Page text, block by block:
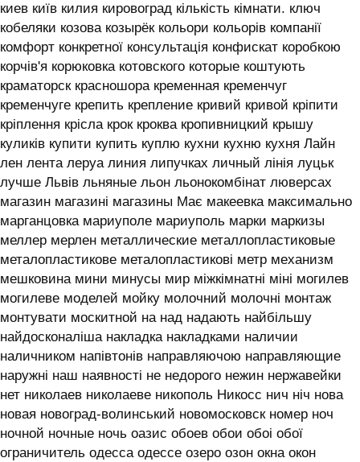
киев київ килия кировоград кількість кімнати. ключ
кобеляки козова козырёк кольори кольорів компанії
комфорт конкретної консультація конфискат коробкою
корчів'я корюковка котовского которые коштують
краматорск красношора кременная кременчуг
кременчуге крепить крепление кривий кривой кріпити
кріплення крісла крок кроква кропивницкий крышу
куликів купити купить куплю кухни кухню кухня ‎Лайн
лен лента леруа линия липучках личный лінія луцьк
лучше Львів льняные льон льонокомбінат люверсах
магазин магазині магазины Має макеевка максимально
марганцовка мариуполе мариуполь марки маркизы
меллер мерлен металлические металлопластиковые
металопластикове металопластикові метр механизм
мешковина мини минусы мир міжкімнатні міні могилев
могилеве моделей мойку молочний молочні монтаж
монтувати москитной на над надають найбільшу
найдосконаліша накладка накладками наличии
наличником напівтонів направляючою направляющие
наружні наш наявності не недорого нежин нержавейки
нет николаев николаеве никополь Никосс нич ніч нова
новая новоград-волинський новомосковск номер ноч
ночной ночные ночь оазис обоев обои обоі обої
ограничитель одесса одессе озеро озон окна окон